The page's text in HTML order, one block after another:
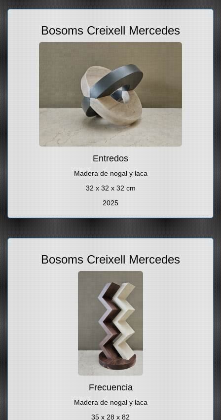
Bosoms Creixell Mercedes
Entredos
Madera de nogal y laca
32 x 32 x 32 cm
2025
Bosoms Creixell Mercedes
Frecuencia
Madera de nogal y laca
35 x 28 x 82